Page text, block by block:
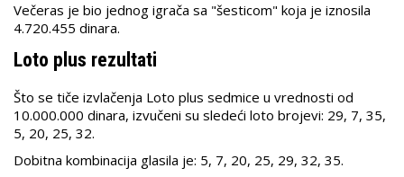
Večeras je bio jednog igrača sa "šesticom" koja je iznosila
4.720.455 dinara.
Loto plus rezultati
Što se tiče izvlačenja Loto plus sedmice u vrednosti od
10.000.000 dinara, izvučeni su sledeći loto brojevi: 29, 7, 35,
5, 20, 25, 32.
Dobitna kombinacija glasila je: 5, 7, 20, 25, 29, 32, 35.